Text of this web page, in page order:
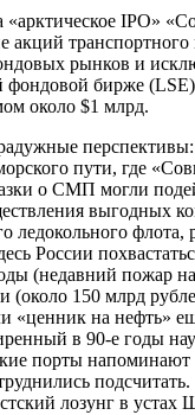
«арктическое IPO»
рынков и
бирже (LSE)
около $1 млрд.
пути, где
о СМП могли
выгодных
флота,
России
(недавний пожар
(около 150 млрд
«ценник на нефть»
в 90-е годы
порты
лозунг в